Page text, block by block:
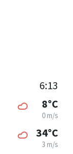
6:13
8°C
0 m/s
34°C
3 m/s